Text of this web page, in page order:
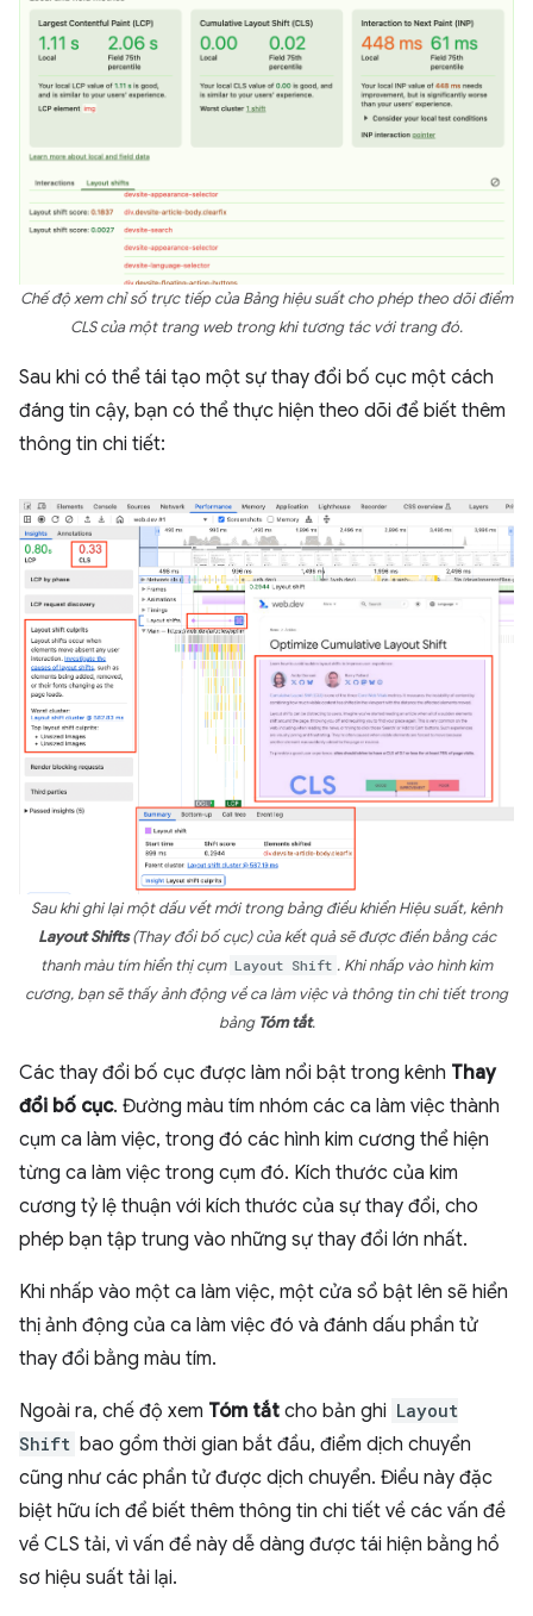
Chế độ xem chỉ số trực tiếp của Bảng hiệu suất cho phép theo dõi điểm
CLS của một trang web trong khi tương tác với trang đó.
Sau khi có thể tái tạo một sự thay đổi bố cục một cách
đáng tin cậy, bạn có thể thực hiện theo dõi để biết thêm
thông tin chi tiết:
Sau khi ghi lại một dấu vết mới trong bảng điều khiển Hiệu suất, kênh
Layout Shifts(Thay đổi bố cục) của kết quả sẽ được điền bằng các
thanh màu tím hiển thị cụm Layout Shift . Khi nhấp vào hình kim
cương, bạn sẽ thấy ảnh động về ca làm việc và thông tin chi tiết trong
bảng Tóm tắt.
Các thay đổi bố cục được làm nổi bật trong kênh Thay
đổi bố cục. Đường màu tím nhóm các ca làm việc thành
cụm ca làm việc, trong đó các hình kim cương thể hiện
từng ca làm việc trong cụm đó. Kích thước của kim
cương tỷ lệ thuận với kích thước của sự thay đổi, cho
phép bạn tập trung vào những sự thay đổi lớn nhất.
Khi nhấp vào một ca làm việc, một cửa sổ bật lên sẽ hiển
thị ảnh động của ca làm việc đó và đánh dấu phần tử
thay đổi bằng màu tím.
Ngoài ra, chế độ xem Tóm tắt cho bản ghi Layout
Shift bao gồm thời gian bắt đầu, điểm dịch chuyển
cũng như các phần tử được dịch chuyển. Điều này đặc
biệt hữu ích để biết thêm thông tin chi tiết về các vấn đề
về CLS tải, vì vấn đề này dễ dàng được tái hiện bằng hồ
sơ hiệu suất tải lại.